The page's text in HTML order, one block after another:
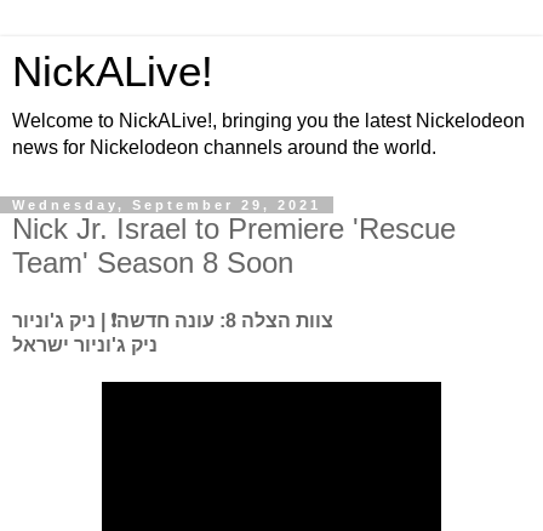
NickALive!
Welcome to NickALive!, bringing you the latest Nickelodeon
news for Nickelodeon channels around the world.
Wednesday, September 29, 2021
Nick Jr. Israel to Premiere 'Rescue
Team' Season 8 Soon
צוות הצלה 8: עונה חדשה❗ | ניק ג'וניור
ניק ג'וניור ישראל